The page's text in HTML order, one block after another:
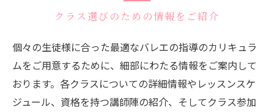
クラス選びのための情報をご紹介
個々の生徒様に合った最適なバレエの指導のカリキュラ
ムをご用意するために、細部にわたる情報をご案内して
おります。各クラスについての詳細情報やレッスンスケ
ジュール、資格を持つ講師陣の紹介、そしてクラス参加